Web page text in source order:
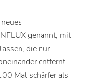
genannt, mit
die nur
entfernt
Mal schärfer als